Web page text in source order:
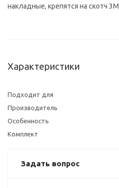
накладные, крепятся на скотч 3М
Характеристики
Подходит для
Производитель
Особенность
Комплект
Задать вопрос